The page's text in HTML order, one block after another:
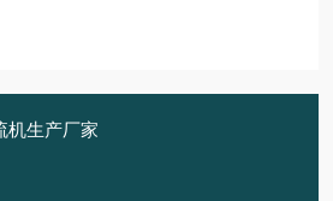
机生产厂家